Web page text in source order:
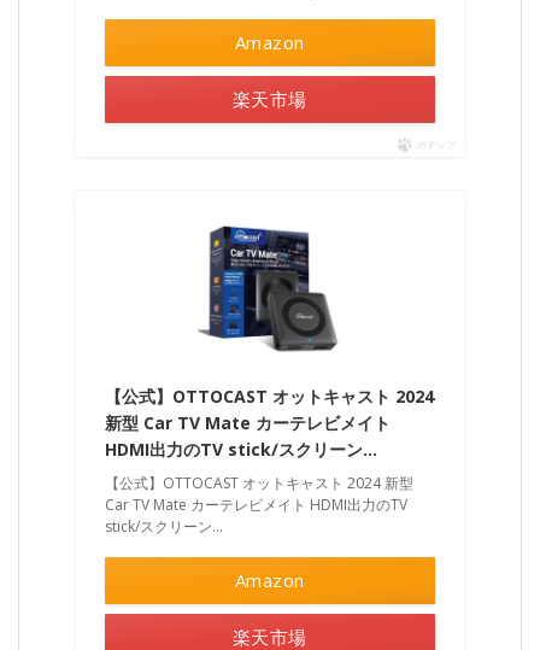
Amazon
楽天市場
ポチップ
【公式】OTTOCAST オットキャスト 2024
新型 Car TV Mate カーテレビメイト
HDMI出力のTV stick/スクリーン…
【公式】OTTOCAST オットキャスト 2024 新型
Car TV Mate カーテレビメイト HDMI出力のTV
stick/スクリーン…
Amazon
楽天市場